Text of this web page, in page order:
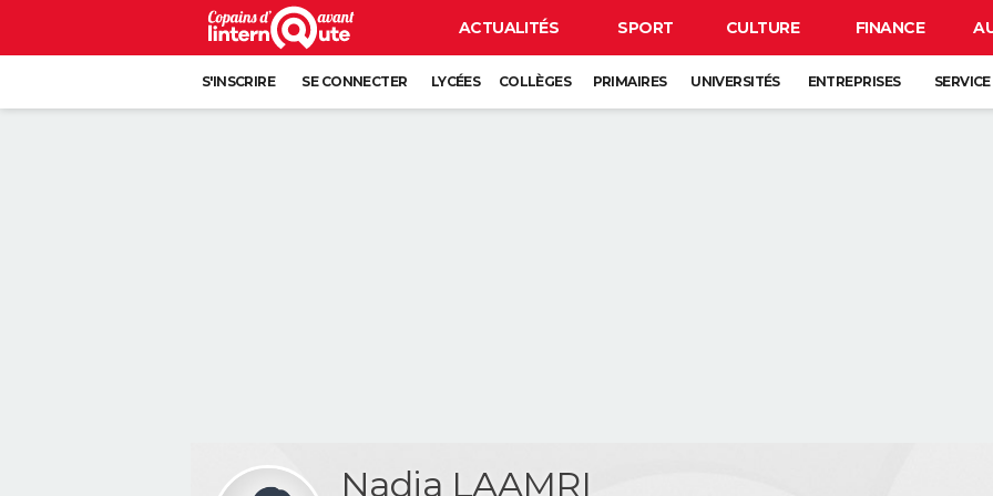
ACTUALITÉS SPORT CULTURE FINANCE
S'INSCRIRE SE CONNECTER LYCÉES COLLÈGES PRIMAIRES UNIVERSITÉS ENTREPRISES
Nadia LAAMRI